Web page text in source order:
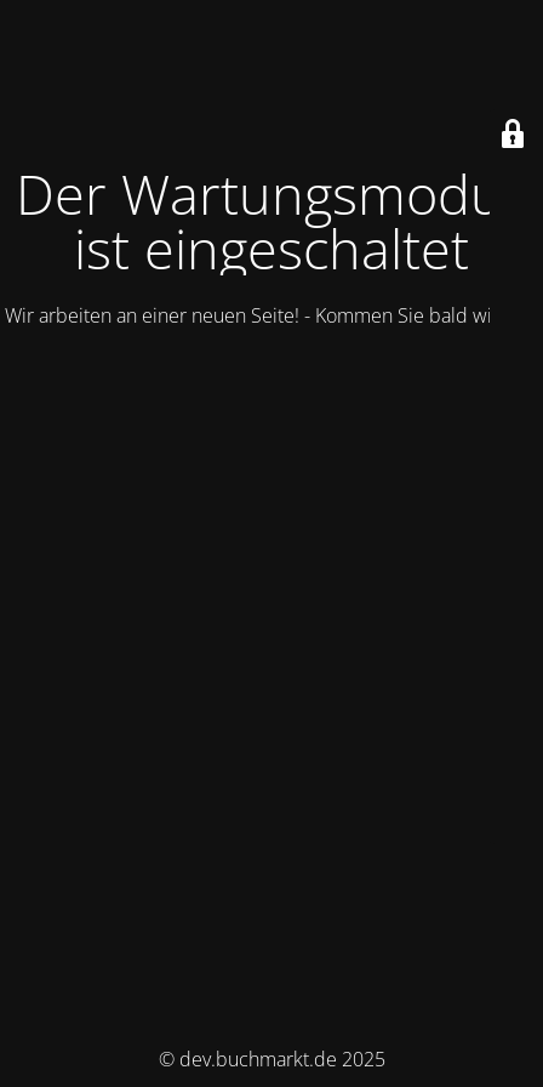
Der Wartungsmodus
ist eingeschaltet
Wir arbeiten an einer neuen Seite! - Kommen Sie bald wieder.
© dev.buchmarkt.de 2025